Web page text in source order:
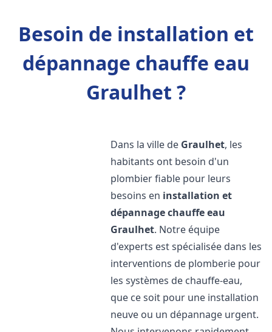
Besoin de installation et
dépannage chauffe eau
Graulhet ?
Dans la ville de Graulhet, les
habitants ont besoin d'un
plombier fiable pour leurs
besoins en installation et
dépannage chauffe eau
Graulhet. Notre équipe
d'experts est spécialisée dans les
interventions de plomberie pour
les systèmes de chauffe-eau,
que ce soit pour une installation
neuve ou un dépannage urgent.